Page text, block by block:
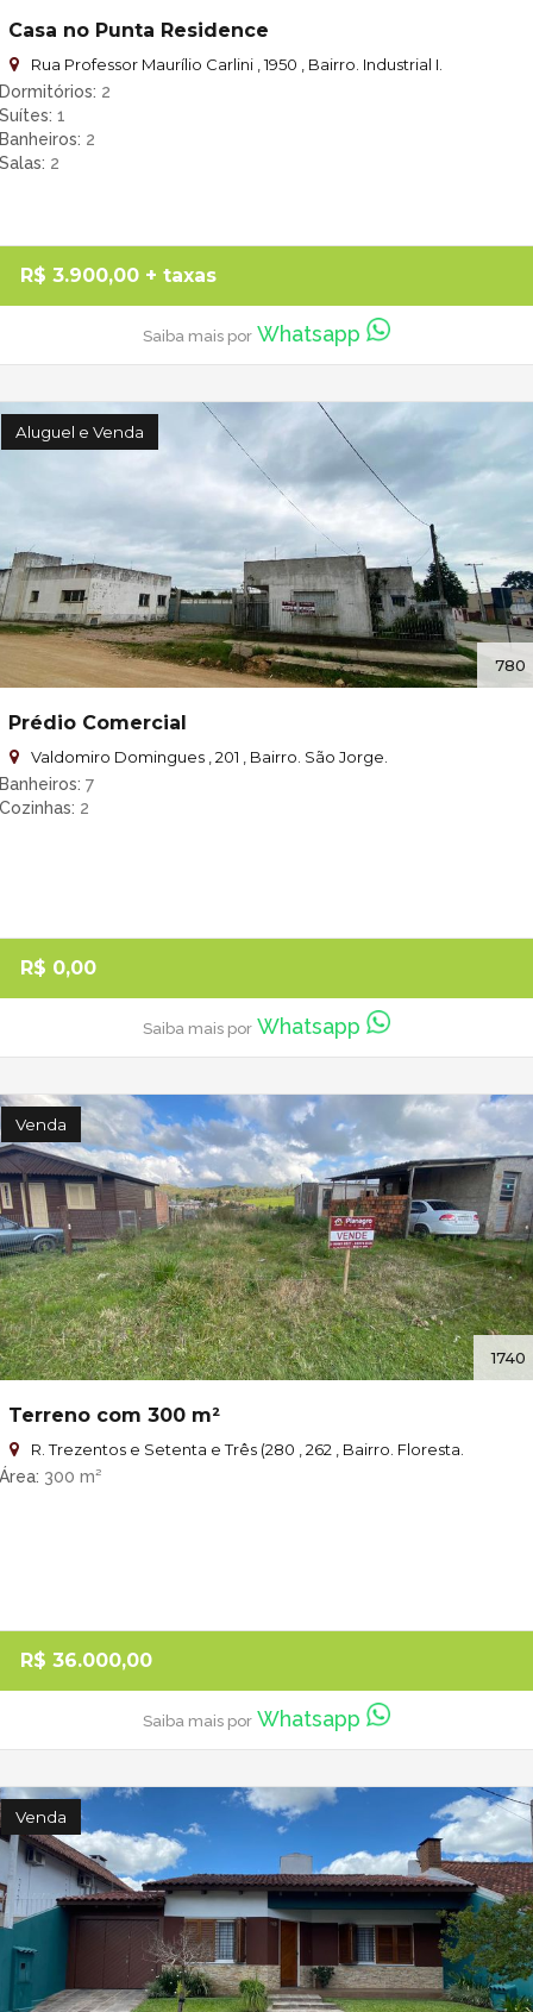
Casa no Punta Residence
Rua Professor Maurílio Carlini , 1950 , Bairro. Industrial I.
Dormitórios 2
Suítes 1
Banheiros 2
Salas 2
R$ 3.900,00 + taxas
Saiba mais por Whatsapp
Aluguel e Venda
780
Prédio Comercial
Valdomiro Domingues , 201 , Bairro. São Jorge.
Banheiros 7
Cozinhas 2
R$ 0,00
Saiba mais por Whatsapp
Venda
1740
Terreno com 300 m²
R. Trezentos e Setenta e Três (280 , 262 , Bairro. Floresta.
Área 300 m²
R$ 36.000,00
Saiba mais por Whatsapp
Venda